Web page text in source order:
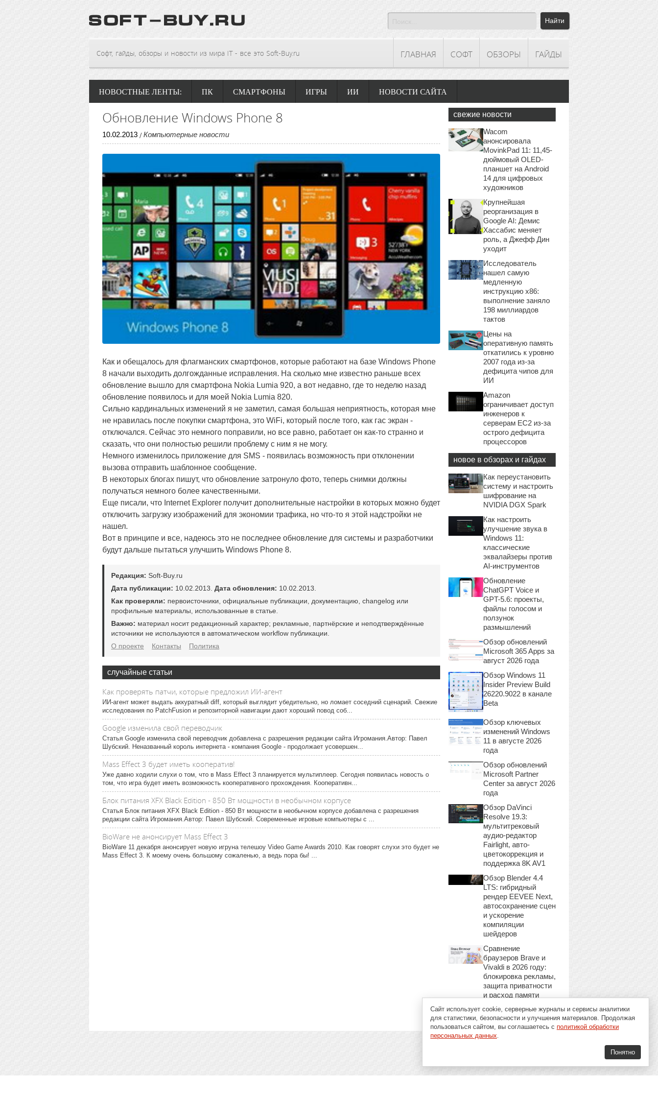
Софт, гайды, обзоры и новости из мира IT - все это Soft-Buy.ru ГЛАВНАЯ СОФТ ОБЗОРЫ ГАЙДЫ
НОВОСТНЫЕ ЛЕНТЫ: ПК СМАРТФОНЫ ИГРЫ ИИ НОВОСТИ САЙТА
Обновление Windows Phone 8
10.02.2013 / Компьютерные новости
Как и обещалось для флагманских смартфонов, которые работают на базе Windows Phone
8 начали выходить долгожданные исправления. На сколько мне известно раньше всех
обновление вышло для смартфона Nokia Lumia 920, а вот недавно, где то неделю назад
обновление появилось и для моей Nokia Lumia 820.
Сильно кардинальных изменений я не заметил, самая большая неприятность, которая мне
не нравилась после покупки смартфона, это WiFi, который после того, как гас экран -
отключался. Сейчас это немного поправили, но все равно, работает он как-то странно и
сказать, что они полностью решили проблему с ним я не могу.
Немного изменилось приложение для SMS - появилась возможность при отклонении
вызова отправить шаблонное сообщение.
В некоторых блогах пишут, что обновление затронуло фото, теперь снимки должны
получаться немного более качественными.
Еще писали, что Internet Explorer получит дополнительные настройки в которых можно будет
отключить загрузку изображений для экономии трафика, но что-то я этой надстройки не
нашел.
Вот в принципе и все, надеюсь это не последнее обновление для системы и разработчики
будут дальше пытаться улучшить Windows Phone 8.
Редакция: Soft-Buy.ru
Дата публикации: 10.02.2013. Дата обновления: 10.02.2013.
Как проверяли: первоисточники, официальные публикации, документацию, changelog или
профильные материалы, использованные в статье.
Важно: материал носит редакционный характер; рекламные, партнёрские и неподтверждённые
источники не используются в автоматическом workflow публикации.
О проекте
Контакты Политика
случайные статьи
Как проверять патчи, которые предложил ИИ-агент
ИИ-агент может выдать аккуратный diff, который выглядит убедительно, но ломает соседний сценарий. Свежие
исследования по PatchFusion и репозиторной навигации дают хороший повод соб...
Google изменила свой переводчик
Статья Google изменила свой переводчик добавлена с разрешения редакции сайта Игромания.Автор: Павел
Шубский. Неназванный король интернета - компания Google - продолжает усовершен...
Mass Effect 3 будет иметь кооператив!
Уже давно ходили слухи о том, что в Mass Effect 3 планируется мультиплеер. Сегодня появилась новость о
том, что игра будет иметь возможность кооперативного прохождения. Кооперативн...
Блок питания XFX Black Edition - 850 Вт мощности в необычном корпусе
Статья Блок питания XFX Black Edition - 850 Вт мощности в необычном корпусе добавлена с разрешения
редакции сайта Игромания.Автор: Павел Шубский. Современные игровые компьютеры с ...
BioWare не анонсирует Mass Effect 3
BioWare 11 декабря анонсирует новую игруна телешоу Video Game Awards 2010. Как говорят слухи это будет не
Mass Effect 3. К моему очень большому сожаленью, а ведь пора бы! ...
свежие новости
Wacom
анонсировала
MovinkPad 11: 11,45-
дюймовый OLED-
планшет на Android
14 для цифровых
художников
Крупнейшая
реорганизация в
Google AI: Демис
Хассабис меняет
роль, а Джефф Дин
уходит
Исследователь
нашел самую
медленную
инструкцию x86:
выполнение заняло
198 миллиардов
тактов
Цены на
оперативную память
откатились к уровню
2007 года из-за
дефицита чипов для
ИИ
Amazon
ограничивает доступ
инженеров к
серверам EC2 из-за
острого дефицита
процессоров
новое в обзорах и гайдах
Как переустановить
систему и настроить
шифрование на
NVIDIA DGX Spark
Как настроить
улучшение звука в
Windows 11:
классические
эквалайзеры против
AI-инструментов
Обновление
ChatGPT Voice и
GPT-5.6: проекты,
файлы голосом и
ползунок
размышлений
Обзор обновлений
Microsoft 365 Apps за
август 2026 года
Обзор Windows 11
Insider Preview Build
26220.9022 в канале
Beta
Обзор ключевых
изменений Windows
11 в августе 2026
года
Обзор обновлений
Microsoft Partner
Center за август 2026
года
Обзор DaVinci
Resolve 19.3:
мультитрековый
аудио-редактор
Fairlight, авто-
цветокоррекция и
поддержка 8K AV1
Обзор Blender 4.4
LTS: гибридный
рендер EEVEE Next,
автосохранение сцен
и ускорение
компиляции
шейдеров
Сравнение
браузеров Brave и
Vivaldi в 2026 году:
блокировка рекламы,
защита приватности
и расход памяти
Сайт использует cookie, серверные журналы и сервисы аналитики
для статистики, безопасности и улучшения материалов. Продолжая
пользоваться сайтом, вы соглашаетесь с политикой обработки
персональных данных.
Понятно